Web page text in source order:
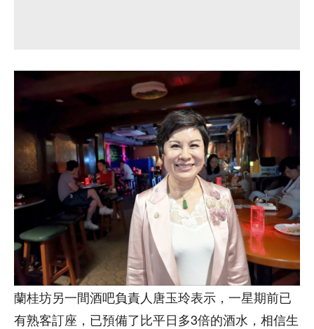
蘭桂坊另一間酒吧負責人唐玉玲表示，一星期前已
有熟客訂座，已預備了比平日多3倍的酒水，相信生